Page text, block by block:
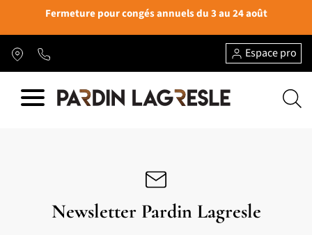
Fermeture pour congés annuels du 3 au 24 août
Espace pro
Newsletter Pardin Lagresle